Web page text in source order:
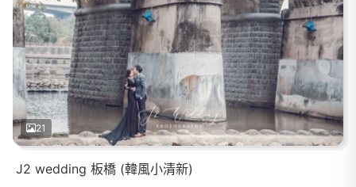
21
J2 wedding 板橋 (韓風小清新)